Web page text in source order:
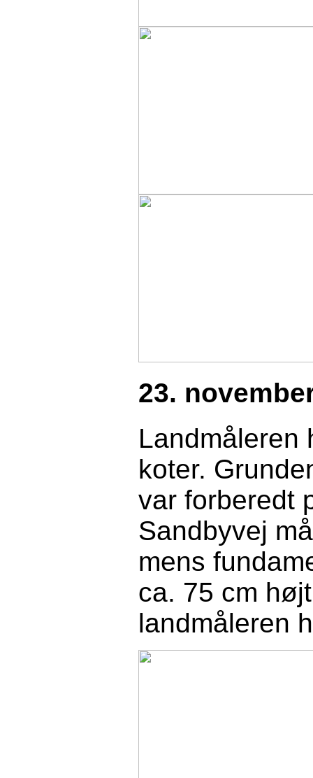
23.
Landmåleren
koter.
var forberedt
Sandbyvej
mens
ca. 75 cm
landmåleren